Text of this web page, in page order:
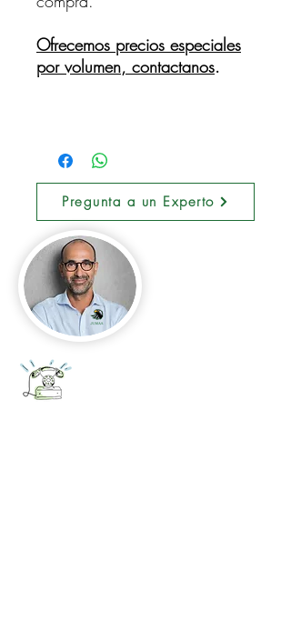
Ofrecemos precios especiales
por volumen, contactanos.
Pregunta a un Experto